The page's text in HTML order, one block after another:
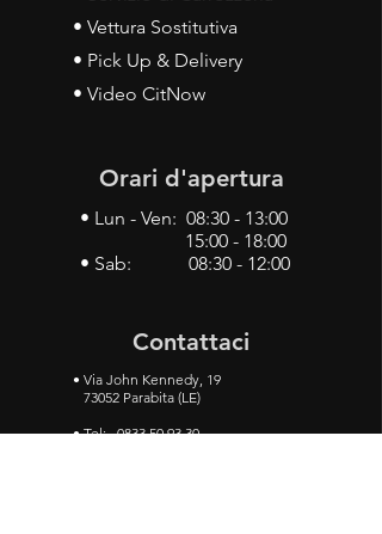
• Vettura Sostitutiva
• Pick Up & Delivery
• Video CitNow
Orari d'apertura
• Lun - Ven: 08:30 - 13:00
15:00 - 18:00
• Sab: 08:30 - 12:00
Contattaci
• Via John Kennedy, 19
73052 Parabita (LE)
• Tel:0833 50 93 30